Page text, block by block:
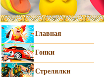
Главная
Гонки
Стрелялки